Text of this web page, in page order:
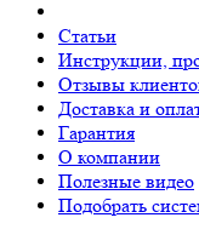
Статьи
Инструкции,
Отзывы
Доставка и
Гарантия
О компании
Полезные видео
Подобрать